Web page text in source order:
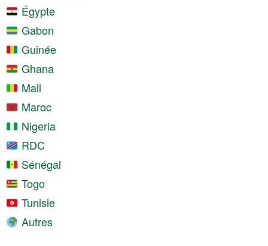
Égypte
Gabon
Guinée
Ghana
Mali
Maroc
Nigeria
RDC
Sénégal
Togo
Tunisie
Autres